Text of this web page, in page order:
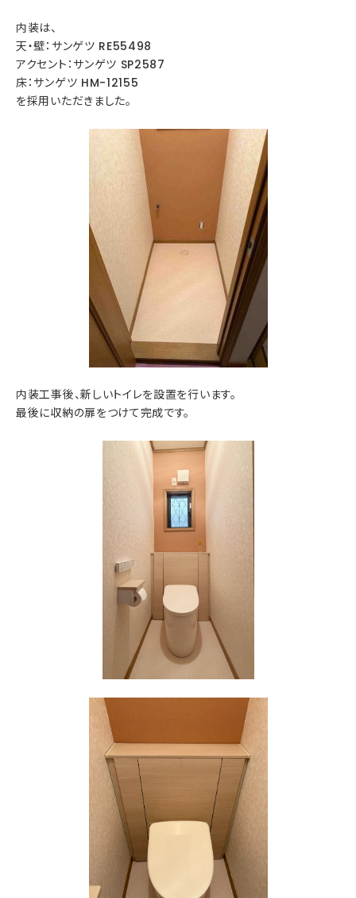
内装は、
天・壁：サンゲツ RE55498
アクセント：サンゲツ SP2587
床：サンゲツ HM-12155
を採用いただきました。
内装工事後、新しいトイレを設置を行います。
最後に収納の扉をつけて完成です。